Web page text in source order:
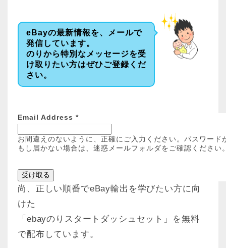
eBayの最新情報を、メールで
発信しています。
のりから特別なメッセージを受
け取りたい方はぜひご登録くだ
さい。
Email Address *
お間違えのないように、正確にご入力ください。パスワード
もし届かない場合は、迷惑メールフォルダをご確認ください
尚、正しい順番でeBay輸出を学びたい方に向
けた
「ebayのりスタートダッシュセット」を無料
で配布しています。